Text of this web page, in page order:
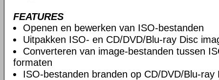
FEATURES
Openen en bewerken van ISO-bestanden
Uitpakken ISO- en CD/DVD/Blu-ray Disc
Converteren van image-bestanden tussen
formaten
ISO-bestanden branden op CD/DVD/Blu-ray